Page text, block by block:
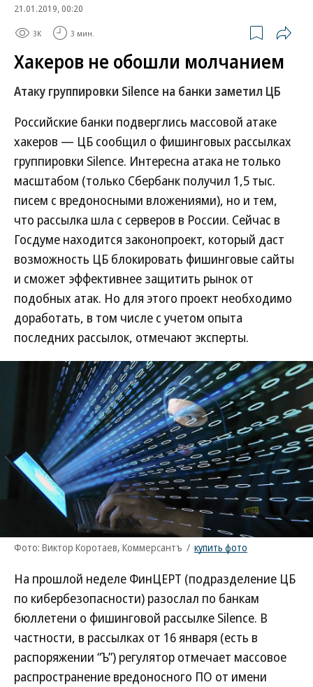
21.01.2019, 00:20
3K 3 мин.
Хакеров не обошли молчанием
Атаку группировки Silence на банки заметил ЦБ
Российские банки подверглись массовой атаке
хакеров — ЦБ сообщил о фишинговых рассылках
группировки Silence. Интересна атака не только
масштабом (только Сбербанк получил 1,5 тыс.
писем с вредоносными вложениями), но и тем,
что рассылка шла с серверов в России. Сейчас в
Госдуме находится законопроект, который даст
возможность ЦБ блокировать фишинговые сайты
и сможет эффективнее защитить рынок от
подобных атак. Но для этого проект необходимо
доработать, в том числе с учетом опыта
последних рассылок, отмечают эксперты.
Фото: Виктор Коротаев, Коммерсантъ / купить фото
На прошлой неделе ФинЦЕРТ (подразделение ЦБ
по кибербезопасности) разослал по банкам
бюллетени о фишинговой рассылке Silence. В
частности, в рассылках от 16 января (есть в
распоряжении “Ъ”) регулятор отмечает массовое
распространение вредоносного ПО от имени